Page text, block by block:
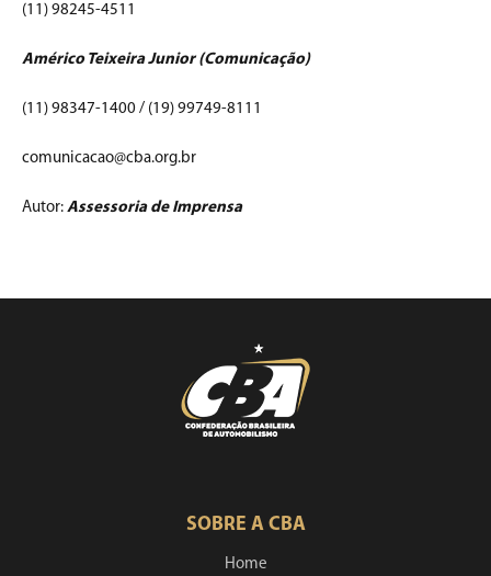
(11) 98245-4511
Américo Teixeira Junior (Comunicação)
(11) 98347-1400 / (19) 99749-8111
comunicacao@cba.org.br
Autor: Assessoria de Imprensa
SOBRE A CBA
Home